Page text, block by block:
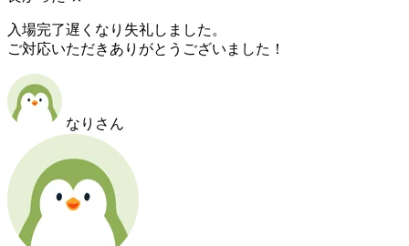
入場完了遅くなり失礼しました。
ご対応いただきありがとうございました！
なりさん